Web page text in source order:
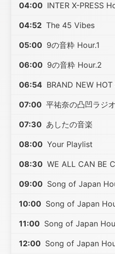
04:00 INTER X-PRESS
04:52 The 45 Vibes
05:00 9の音粋 Hour.1
06:00 9の音粋 Hour.2
06:54 BRAND NEW HOT
07:00 平祐奈の凸凹ラジオ
07:30 あしたの音楽
08:00 Your Playlist
08:30 WE ALL CAN BE
09:00 Song of Japan
10:00 Song of Japan
11:00 Song of Japan
12:00 Song of Japan